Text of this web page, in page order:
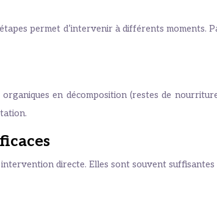
permet d’intervenir à différents moments.
en décomposition (restes de
directe. Elles sont souvent